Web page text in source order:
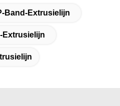
Band-Extrusielijn
Extrusielijn